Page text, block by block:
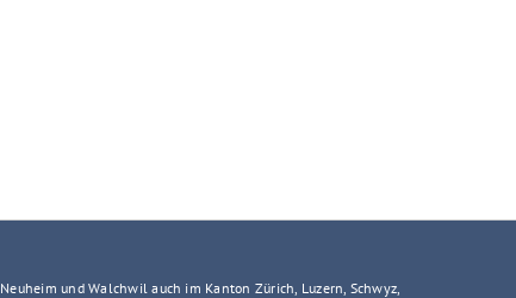
und Walchwil auch im Kanton Zürich, Luzern, Schwyz,